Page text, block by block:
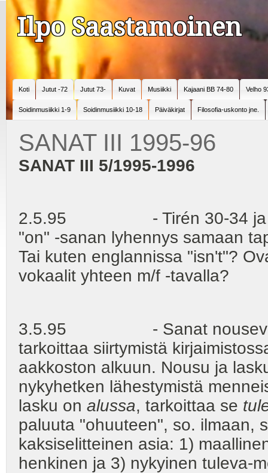
Ilpo Saastamoinen
Koti Jutut -72 Jutut 73- Kuvat Musiikki Kajaani BB 74-80 Velho
Soidinmusiikki 1-9 Soidinmusiikki 10-18 Päiväkirjat Filosofia-uskonto jne.
SANAT III 1995-96
SANAT III 5/1995-1996
2.5.95 - Tirén 30-34 ja 225
"on" -sanan lyhennys samaan
Tai kuten englannissa "isn't"?
vokaalit yhteen m/f -tavalla?
3.5.95 - Sanat nousevat ja
tarkoittaa siirtymistä
aakkoston alkuun. Nousu ja
nykyhetken lähestymistä
lasku on alussa, tarkoittaa se
paluuta "ohuuteen", so. ilmaan,
kaksiselitteinen asia: 1)
henkinen ja 3) nykyinen tuleva-